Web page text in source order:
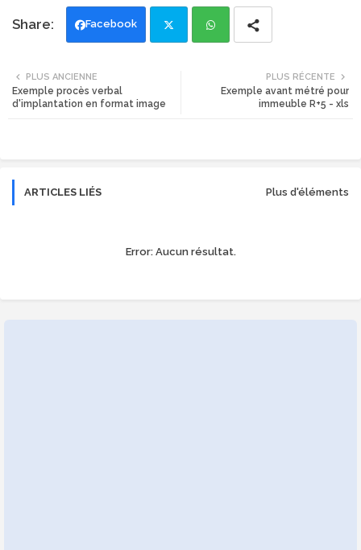
Facebook
PLUS RÉCENTE
Exemple avant métré pour
immeuble R+5 - xls
PLUS ANCIENNE
Exemple procès verbal
d'implantation en format image
ARTICLES LIÉS Plus d'éléments
Error:Aucun résultat.